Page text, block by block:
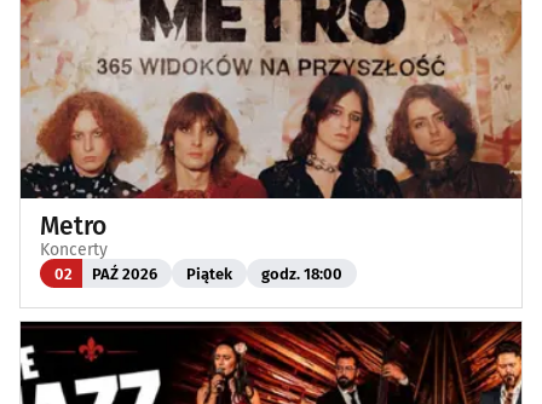
Metro
Koncerty
02 PAŹ 2026 Piątek godz. 18:00